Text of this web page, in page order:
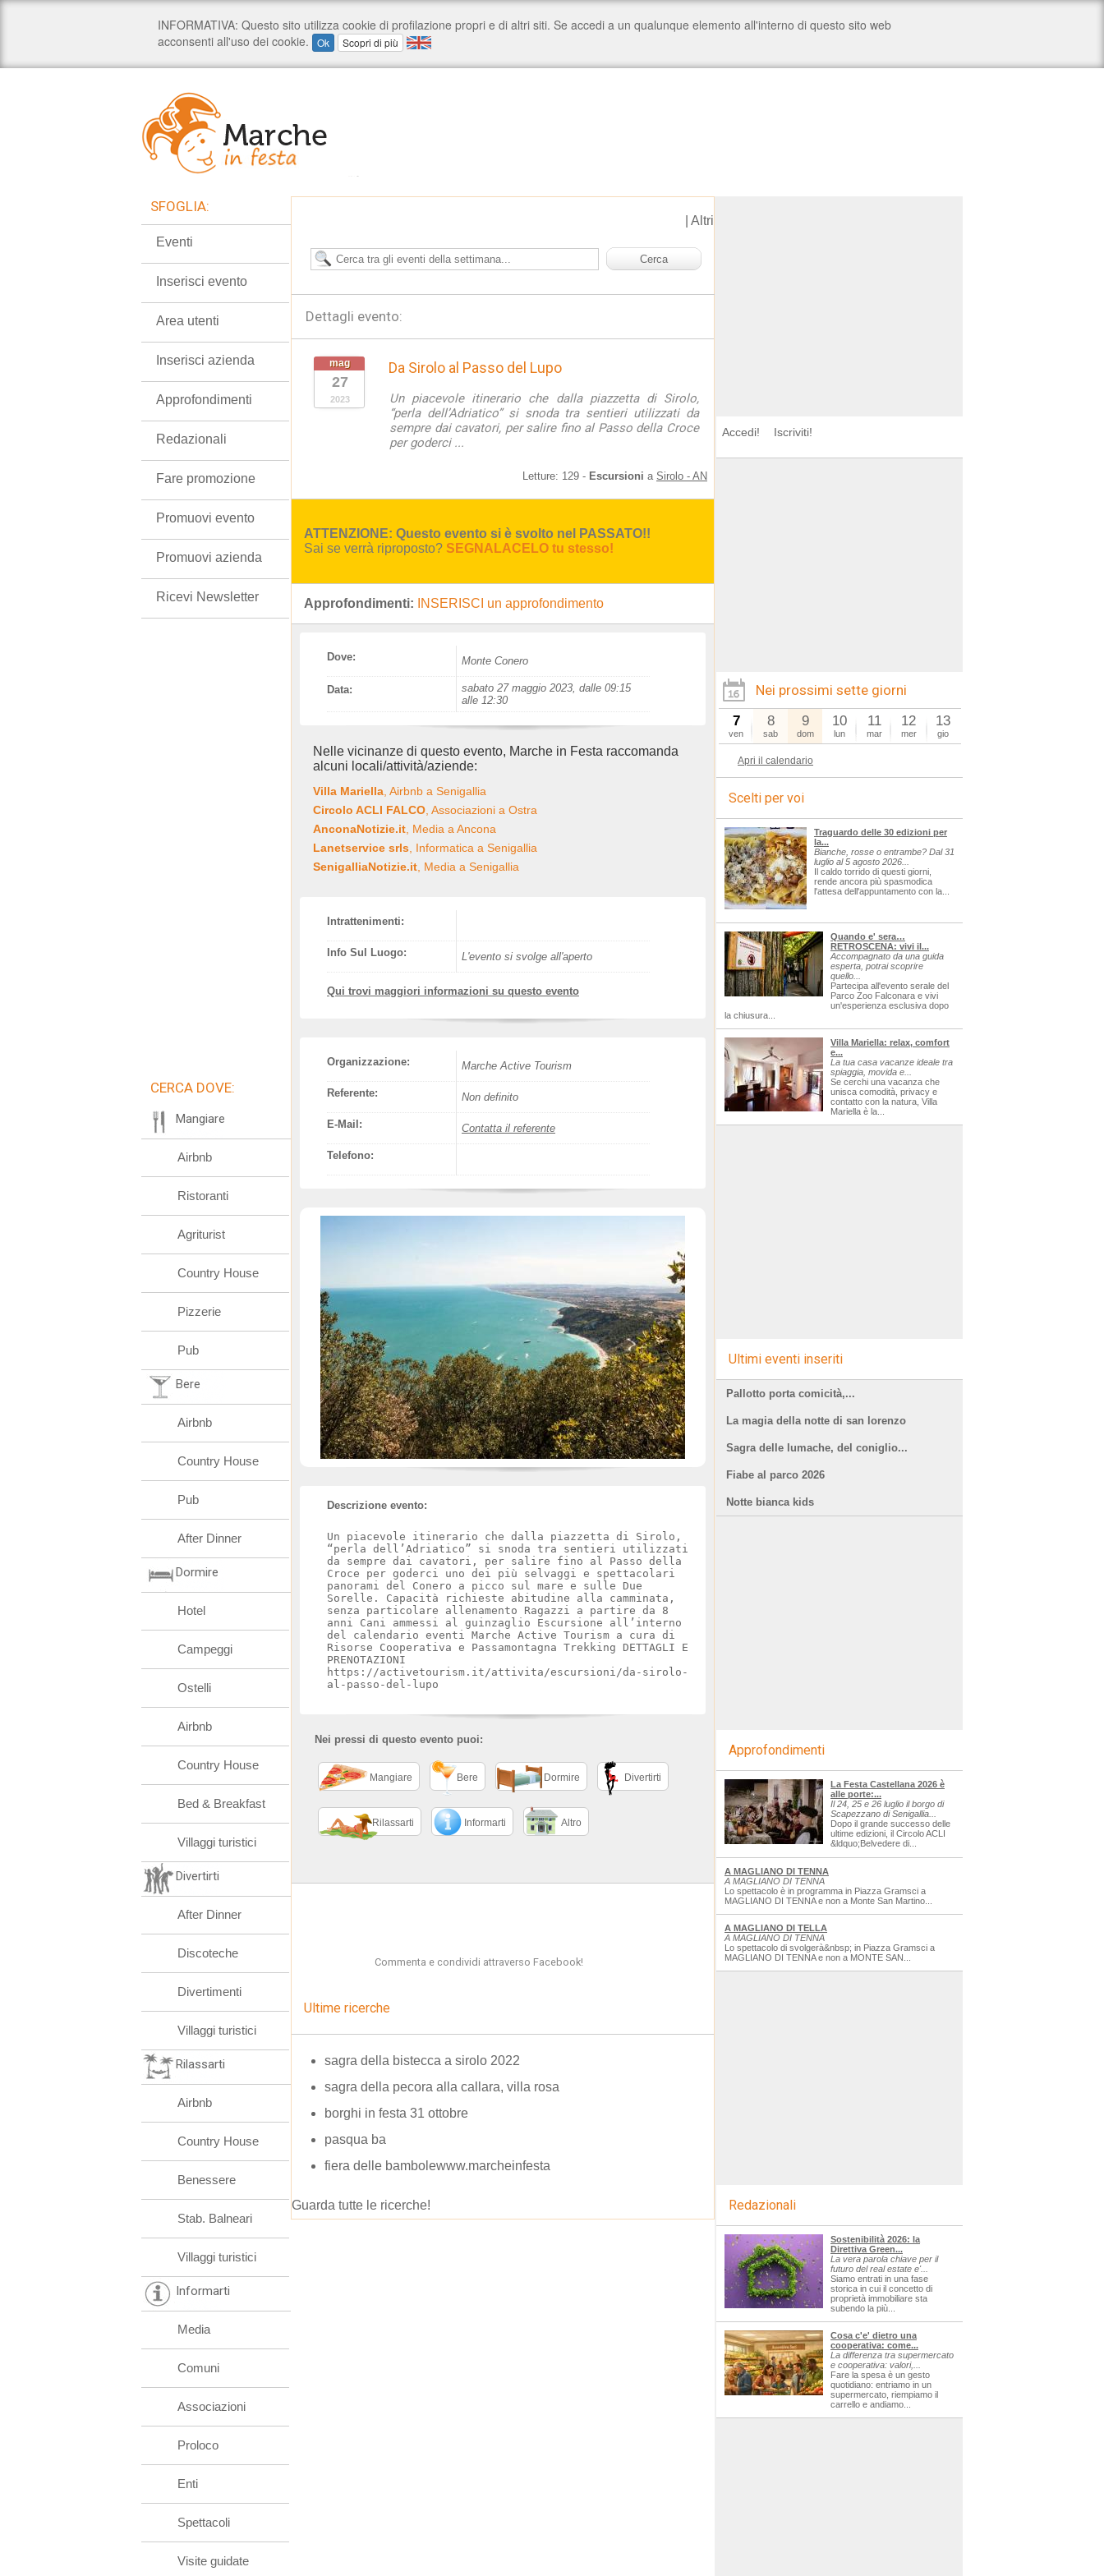
Altri
Dettagli evento:
mag
27
2023
Da Sirolo al Passo del Lupo
Un piacevole itinerario che dalla piazzetta di Sirolo,
“perla dell’Adriatico” si snoda tra sentieri utilizzati da
sempre dai cavatori, per salire fino al Passo della Croce
per goderci ...
Letture: 129 - Escursioni a Sirolo - AN
ATTENZIONE: Questo evento si è svolto nel PASSATO!!
Sai se verrà riproposto? SEGNALACELO tu stesso!
Approfondimenti: INSERISCI un approfondimento
Dove: Monte Conero
Data:
sabato 27 maggio 2023, dalle 09:15
alle 12:30
Nelle vicinanze di questo evento, Marche in Festa raccomanda
alcuni locali/attività/aziende:
Villa Mariella , Airbnb a Senigallia
Circolo ACLI FALCO , Associazioni a Ostra
AnconaNotizie.it , Media a Ancona
Lanetservice srls , Informatica a Senigallia
SenigalliaNotizie.it , Media a Senigallia
Intrattenimenti:
Info Sul Luogo: L'evento si svolge all'aperto
Qui trovi maggiori informazioni su questo evento
Organizzazione: Marche Active Tourism
Referente: Non definito
E-Mail: Contatta il referente
Telefono:
Descrizione evento:
Un piacevole itinerario che dalla piazzetta di Sirolo,
“perla dell’Adriatico” si snoda tra sentieri utilizzati
da sempre dai cavatori, per salire fino al Passo della
Croce per goderci uno dei più selvaggi e spettacolari
panorami del Conero a picco sul mare e sulle Due
Sorelle. Capacità richieste abitudine alla camminata,
senza particolare allenamento Ragazzi a partire da 8
anni Cani ammessi al guinzaglio Escursione all’interno
del calendario eventi Marche Active Tourism a cura di
Risorse Cooperativa e Passamontagna Trekking DETTAGLI E
PRENOTAZIONI
https://activetourism.it/attivita/escursioni/da-sirolo-
al-passo-del-lupo
Nei pressi di questo evento puoi:
Mangiare Bere Dormire Divertirti
Rilassarti Informarti Altro
Commenta e condividi attraverso Facebook!
Ultime ricerche
sagra della bistecca a sirolo 2022
sagra della pecora alla callara, villa rosa
borghi in festa 31 ottobre
pasqua ba
fiera delle bambolewww.marcheinfesta
Guarda tutte le ricerche!
SFOGLIA:
Eventi
Inserisci evento
Area utenti
Inserisci azienda
Approfondimenti
Redazionali
Fare promozione
Promuovi evento
Promuovi azienda
Ricevi Newsletter
CERCA DOVE:
Mangiare
Airbnb
Ristoranti
Agriturist
Country House
Pizzerie
Pub
Bere
Airbnb
Country House
Pub
After Dinner
Dormire
Hotel
Campeggi
Ostelli
Airbnb
Country House
Bed & Breakfast
Villaggi turistici
Divertirti
After Dinner
Discoteche
Divertimenti
Villaggi turistici
Rilassarti
Airbnb
Country House
Benessere
Stab. Balneari
Villaggi turistici
Informarti
Media
Comuni
Associazioni
Proloco
Enti
Spettacoli
Visite guidate
Accedi! Iscriviti!
Nei prossimi sette giorni
7
ven
8
sab
9
dom
10
lun
11
mar
12
mer
13
gio
Apri il calendario
Scelti per voi
Traguardo delle 30 edizioni per
la...
Bianche, rosse o entrambe? Dal 31
luglio al 5 agosto 2026...
Il caldo torrido di questi giorni,
rende ancora più spasmodica
l'attesa dell'appuntamento con la...
Quando e' sera…
RETROSCENA: vivi il...
Accompagnato da una guida
esperta, potrai scoprire
quello...
Partecipa all'evento serale del
Parco Zoo Falconara e vivi
un'esperienza esclusiva dopo
la chiusura...
Villa Mariella: relax, comfort
e...
La tua casa vacanze ideale tra
spiaggia, movida e...
Se cerchi una vacanza che
unisca comodità, privacy e
contatto con la natura, Villa
Mariella è la...
Ultimi eventi inseriti
Pallotto porta comicità,...
La magia della notte di san lorenzo
Sagra delle lumache, del coniglio...
Fiabe al parco 2026
Notte bianca kids
Approfondimenti
La Festa Castellana 2026 è
alle porte:...
Il 24, 25 e 26 luglio il borgo di
Scapezzano di Senigallia...
Dopo il grande successo delle
ultime edizioni, il Circolo ACLI
&ldquo;Belvedere di...
A MAGLIANO DI TENNA
A MAGLIANO DI TENNA
Lo spettacolo è in programma in Piazza Gramsci a
MAGLIANO DI TENNA e non a Monte San Martino...
A MAGLIANO DI TELLA
A MAGLIANO DI TENNA
Lo spettacolo di svolgerà&nbsp; in Piazza Gramsci a
MAGLIANO DI TENNA e non a MONTE SAN...
Redazionali
Sostenibilità 2026: la
Direttiva Green...
La vera parola chiave per il
futuro del real estate e'...
Siamo entrati in una fase
storica in cui il concetto di
proprietà immobiliare sta
subendo la più...
Cosa c'e' dietro una
cooperativa: come...
La differenza tra supermercato
e cooperativa: valori,...
Fare la spesa è un gesto
quotidiano: entriamo in un
supermercato, riempiamo il
carrello e andiamo...